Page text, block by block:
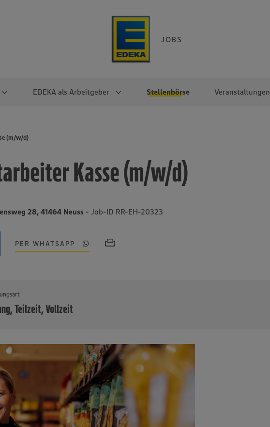
JOBS
EDEKA als Arbeitgeber Stellenbörse Veranstaltungen
Direkteinstieg
Noch Fragen?
Selbstständig mit EDEKA
& Logistik
EDEKA-Zentrale
EDEKA Fruchtkontor
EDEKA-
Regionalgesellschaften
(m/w/d)
Kasse (m/w/d)
28, 41464 Neuss - Job-ID RR-EH-20323
PER WHATSAPP
Teilzeit, Vollzeit